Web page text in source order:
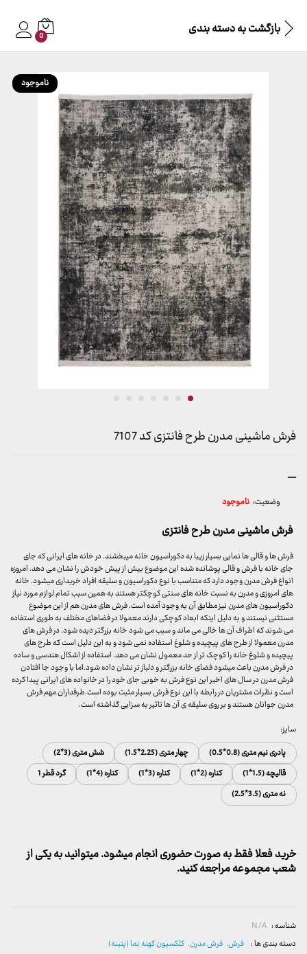
بازگشت بهدسته بندی 0
ناموجود
فرش ماشینی مدرن طرح فانتزی کد 7107
–محدوده
قیمت:
799,000 تومان
تا
15,899,000 تومان
وضعیت: ناموجود
فرش ماشینی مدرن طرح فانتزی
فرش ها و قالی ها نمایی بسیار زیبا به دکوراسیون خانه میبخشند. در خانه های ایرانی که جای
جای خانه با فرش و قالی پوشانده شده این موضوع بیش از پیش خودش را نشان می دهد. امروزه
انواع فرش مدرن وجود دارد که متناسب با نوع دکوراسیون و سلیقه افراد خریداری میشود. خانه
های امروزی و مدرن به نسبت خانه های سنتی کوچکتر هستند به همین سبب تمام لوازم مورد نیاز
دکوراسیون های مدرن نیز مطابق آن به وجود آمده است. فرش های مدرن هم از این موضوع
مستثنی نیستند و به دلیل اینکه ابعاد کوچکی دارند معمولا در فضاهای مختلف به طوری استفاده
می شوند که اطراف آن ها خالی می ماند و سبب می شود خانه بزرگتر دیده شود. در فرش های
مدرن معمولا از طرح های پیچیده و شلوغ استفاده نمی شود و به این دلیل است که طرح های
پیچیده و شلوغ خانه را کوچک تر از حد معمول نشان می دهد. استفاده از اشکال هندسی و ساده
در فرش مدرن باعث میشود فضای خانه بزرگتر و دلباز تر نشان داده شود.اما با وجود جا افتادن
فرش مدرن در سال های اخیر این نوع فرش به خوبی جای خود را در خانواده های ایرانی پیدا کرده
است و نظرات مشتریان در رابطه با این نوع فرش بسیار مثبت بوده است.طرفداران مهم فرش
مدرن جوانان هستند و بر روی سلیقه ی آن ها تاثیر به سزایی گذاشته است.
سایز:
پادری نیم متری (0.8*0.5)
چهار متری (2.25*1.5)
شش متری (3*2)
قالیچه (1.5*1)
کناره (2*1) کناره (3*1) کناره (4*1)
گرد قطر 1
نه متری (3.5*2.5)
خرید فعلا فقط به صورت حضوری انجام میشود. میتوانید به یکی از
شعب مجموعه مراجعه کنید.
شناسه : N/A
دسته بندی ها : فرش, فرش مدرن, کلکسیون کهنه نما (پتینه)